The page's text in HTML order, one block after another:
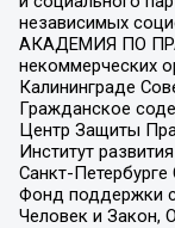
независимых
АКАДЕМИЯ ПО
некоммерческих
Калининграде
Гражданское
Центр Защиты
Институт
Санкт-
Фонд поддержки
Человек и Закон,